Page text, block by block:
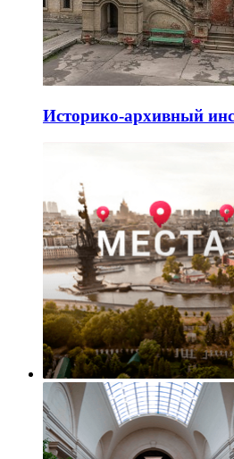
Историко-архивный